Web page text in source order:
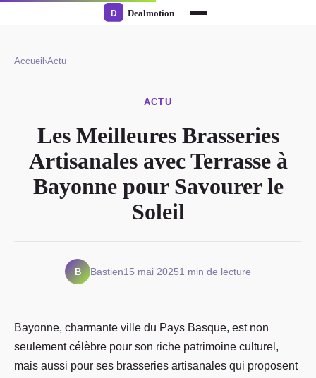
Accueil ›Actu
ACTU
Les Meilleures Brasseries
Artisanales avec Terrasse à
Bayonne pour Savourer le
Soleil
B Bastien15 mai 20251 min de lecture
Bayonne, charmante ville du Pays Basque, est non
seulement célèbre pour son riche patrimoine culturel,
mais aussi pour ses brasseries artisanales qui proposent